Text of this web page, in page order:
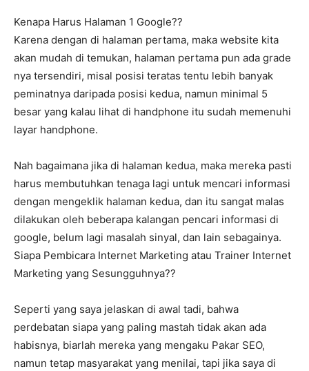
Kenapa Harus Halaman 1 Google??
Karena dengan di halaman pertama, maka website kita
akan mudah di temukan, halaman pertama pun ada grade
nya tersendiri, misal posisi teratas tentu lebih banyak
peminatnya daripada posisi kedua, namun minimal 5
besar yang kalau lihat di handphone itu sudah memenuhi
layar handphone.
Nah bagaimana jika di halaman kedua, maka mereka pasti
harus membutuhkan tenaga lagi untuk mencari informasi
dengan mengeklik halaman kedua, dan itu sangat malas
dilakukan oleh beberapa kalangan pencari informasi di
google, belum lagi masalah sinyal, dan lain sebagainya.
Siapa Pembicara Internet Marketing atau Trainer Internet
Marketing yang Sesungguhnya??
Seperti yang saya jelaskan di awal tadi, bahwa
perdebatan siapa yang paling mastah tidak akan ada
habisnya, biarlah mereka yang mengaku Pakar SEO,
namun tetap masyarakat yang menilai, tapi jika saya di